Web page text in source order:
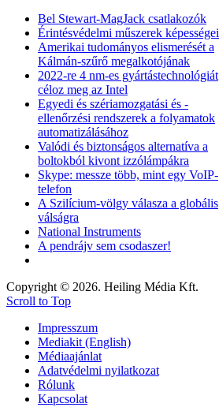
Bel Stewart-MagJack csatlakozók
Érintésvédelmi műszerek képességei
Amerikai tudományos elismerését a
Kálmán-szűrő megalkotójának
2022-re 4 nm-es gyártástechnológiát
céloz meg az Intel
Egyedi és szériamozgatási és -
ellenőrzési rendszerek a folyamatok
automatizálásához
Valódi és biztonságos alternatíva a
boltokból kivont izzólámpákra
Skype: messze több, mint egy VoIP-
telefon
A Szilícium-völgy válasza a globális
válságra
National Instruments
A pendrájv sem csodaszer!
Copyright © 2026. Heiling Média Kft.
Scroll to Top
Impresszum
Mediakit (English)
Médiaajánlat
Adatvédelmi nyilatkozat
Rólunk
Kapcsolat